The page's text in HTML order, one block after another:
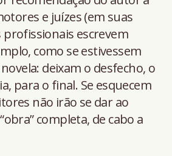
e juízes (em suas
profissionais escrevem
como se estivessem
deixam o desfecho, o
para o final. Se esquecem
não irão se dar ao
completa, de cabo a